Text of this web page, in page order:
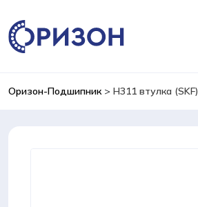
Оризон-Подшипник> H311 втулка (SKF)